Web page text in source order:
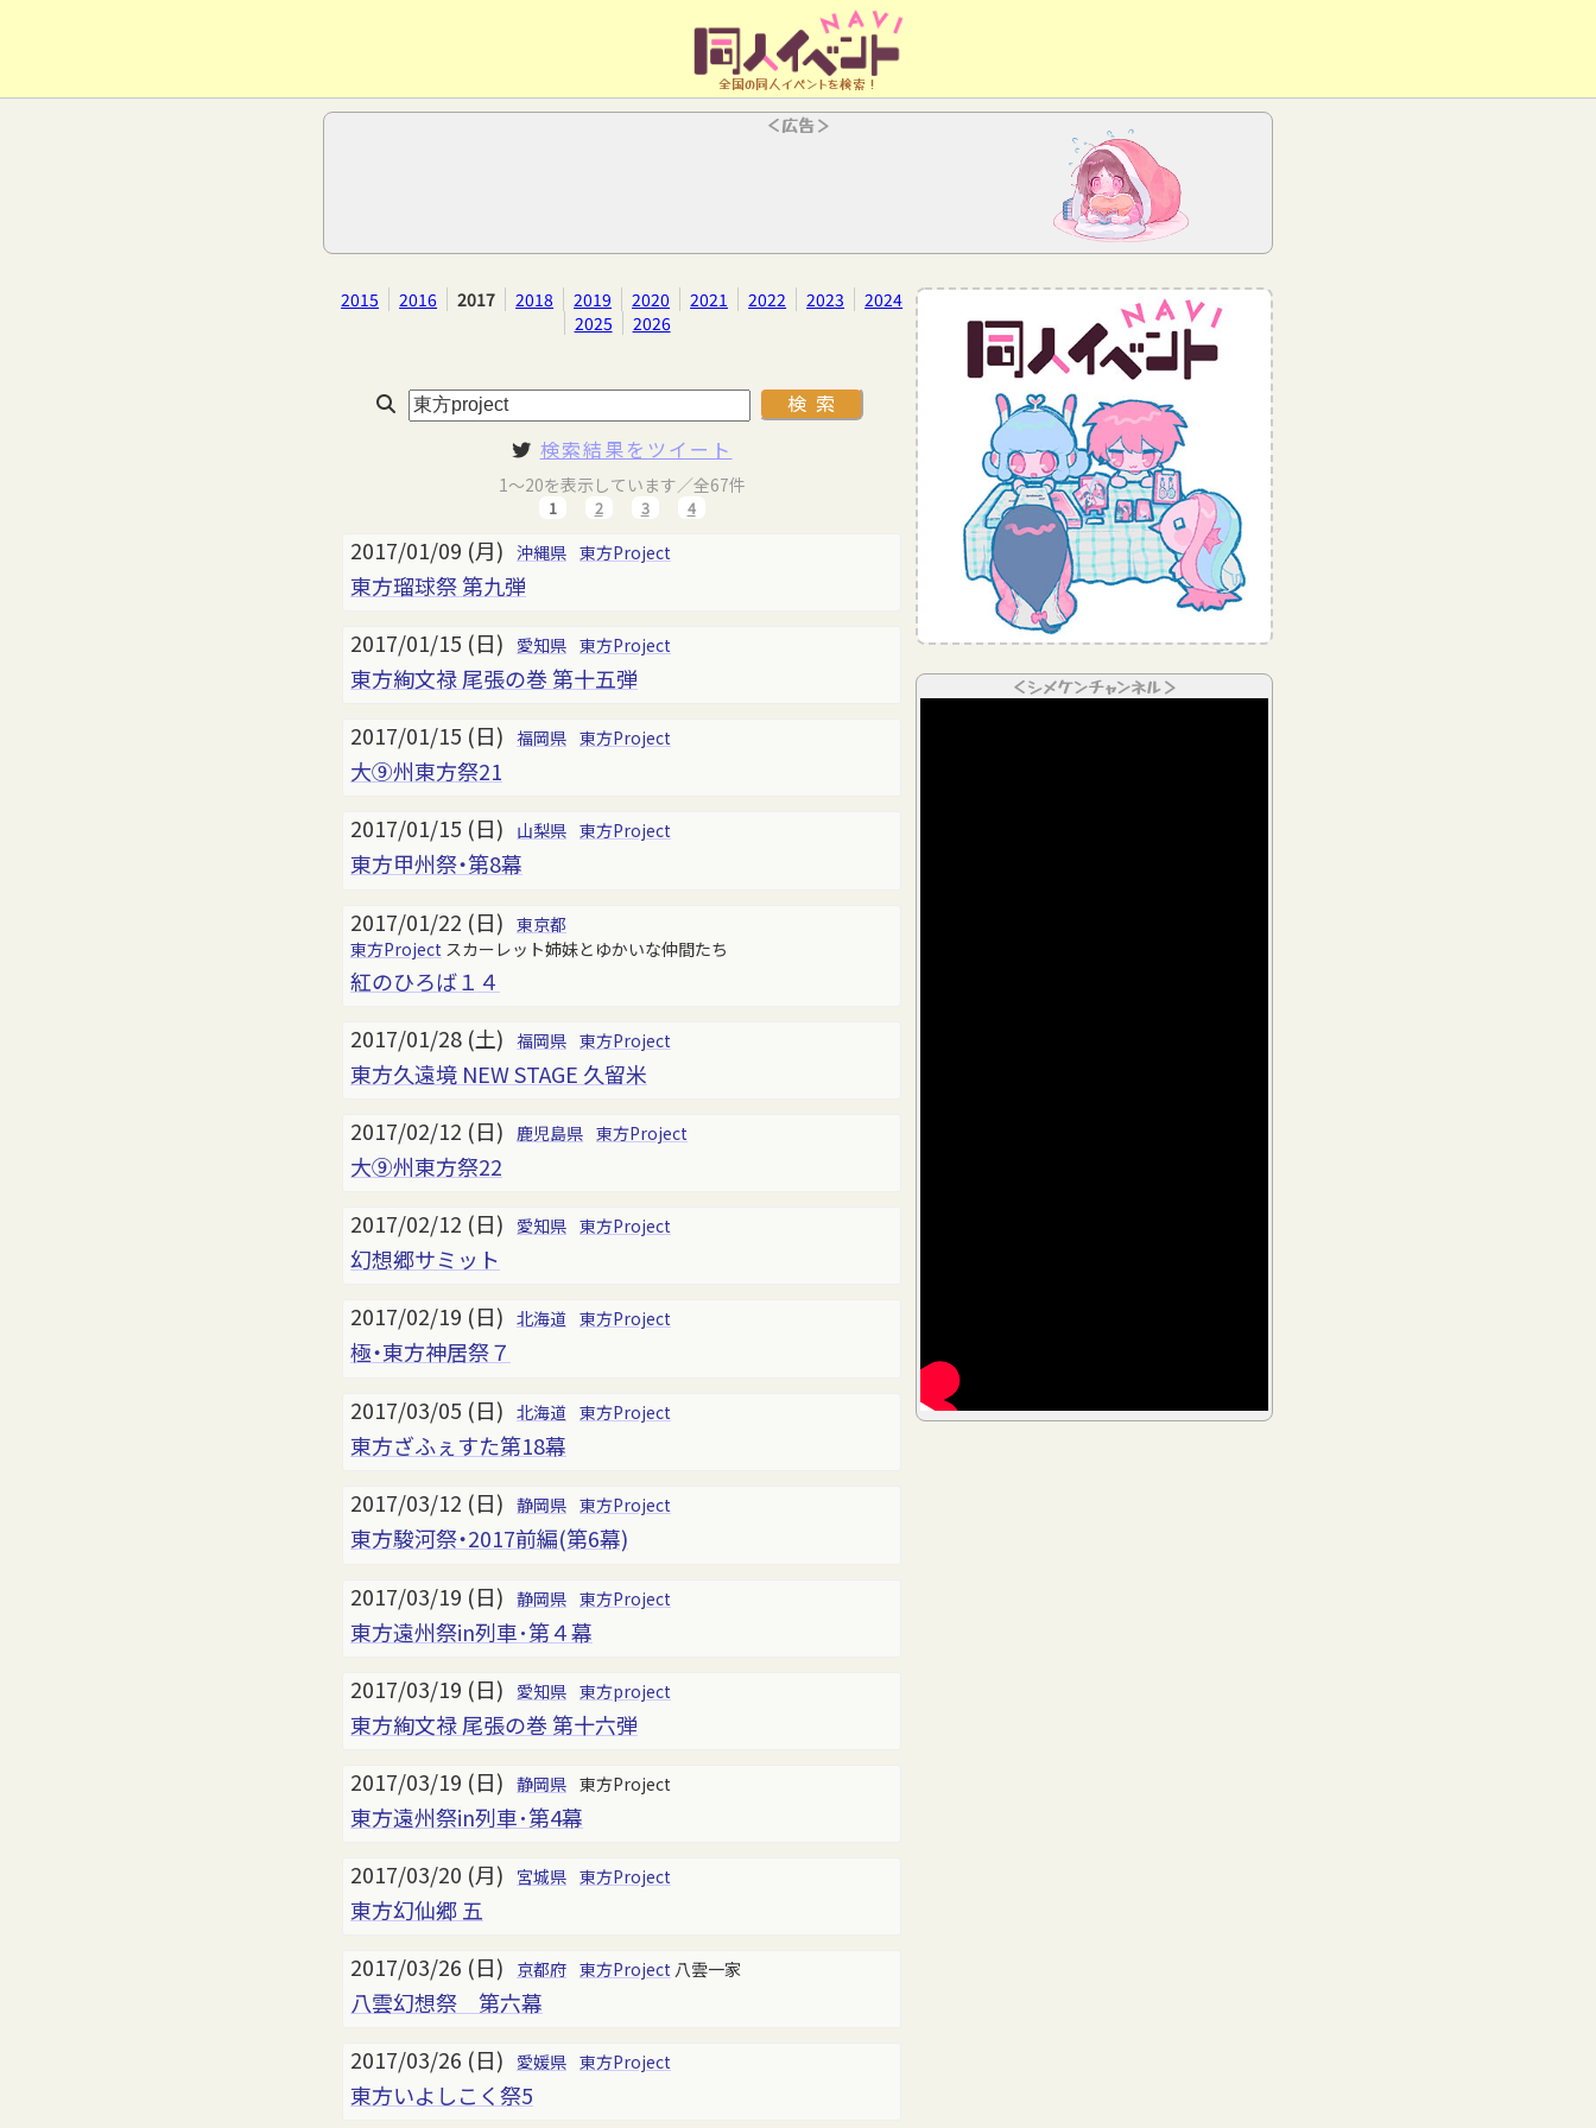
全国の同人イベントを検索！
＜広告＞
2015 2016 2017 2018 2019 2020 2021 2022 2023
2024
2025
2026
検索結果をツイート
1～20を表示しています／全67件
1 2 3 4
2017/01/09 (月) 沖縄県 東方Project
東方瑠球祭 第九弾
2017/01/15 (日)
愛知県 東方Project
東方絢文禄 尾張の巻 第十五弾
2017/01/15 (日) 福岡県 東方Project
大⑨州東方祭21
2017/01/15 (日)
山梨県 東方Project
東方甲州祭・第8幕
2017/01/22 (日) 東京都
東方Project スカーレット姉妹とゆかいな仲間たち
紅のひろば１４
2017/01/28 (土) 福岡県 東方Project
東方久遠境 NEW STAGE 久留米
2017/02/12 (日) 鹿児島県 東方Project
大⑨州東方祭22
2017/02/12 (日)
愛知県 東方Project
幻想郷サミット
2017/02/19 (日) 北海道 東方Project
極・東方神居祭７
2017/03/05 (日) 北海道 東方Project
東方ざふぇすた第18幕
2017/03/12 (日) 静岡県 東方Project
東方駿河祭・2017前編(第6幕)
2017/03/19 (日) 静岡県 東方Project
東方遠州祭in列車･第４幕
2017/03/19 (日)
愛知県 東方project
東方絢文禄 尾張の巻 第十六弾
2017/03/19 (日) 静岡県 東方Project
東方遠州祭in列車･第4幕
2017/03/20 (月)
宮城県 東方Project
東方幻仙郷 五
2017/03/26 (日)
京都府 東方Project 八雲一家
八雲幻想祭 第六幕
2017/03/26 (日)
愛媛県 東方Project
東方いよしこく祭5
＜シメケンチャンネル＞